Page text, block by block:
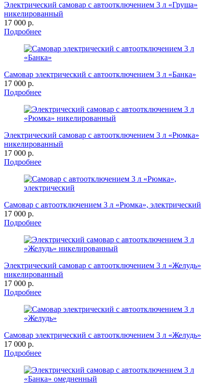
Электрический самовар с автоотключением 3 л «Груша»
никелированный
17 000 р.
Подробнее
Самовар электрический с автоотключением 3 л «Банка»
17 000 р.
Подробнее
Электрический самовар с автоотключением 3 л «Рюмка»
никелированный
17 000 р.
Подробнее
Самовар с автоотключением 3 л «Рюмка», электрический
17 000 р.
Подробнее
Электрический самовар с автоотключением 3 л «Желудь»
никелированный
17 000 р.
Подробнее
Самовар электрический с автоотключением 3 л «Желудь»
17 000 р.
Подробнее